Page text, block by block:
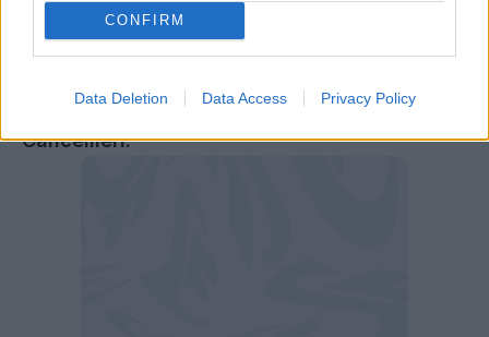
CONFIRM
Data Deletion Data Access Privacy Policy
nomi illustri come Alessandro Florenzi, Nicolò
Bellanova, Samuele Ricci e Matteo
Cancellieri.